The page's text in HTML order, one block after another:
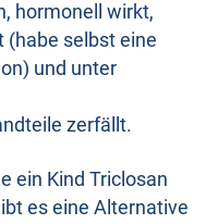
hormonell wirkt,
(habe selbst eine
und unter
zerfällt.
ein Kind Triclosan
es eine Alternative